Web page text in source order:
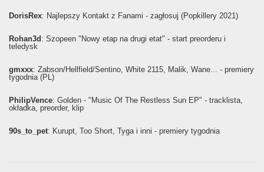
DorisRex: Najlepszy Kontakt z Fanami - zagłosuj (Popkillery 2021)
Rohan3d : Szopeen "Nowy etap na drugi etat" - start preorderu i
teledysk
gmxxx: Żabson/Hellfield/Sentino, White 2115, Malik, Wane... - premiery
tygodnia (PL)
PhilipVence: Golden - "Music Of The Restless Sun EP" - tracklista,
okładka, preorder, klip
90s_to_pet: Kurupt, Too Short, Tyga i inni - premiery tygodnia